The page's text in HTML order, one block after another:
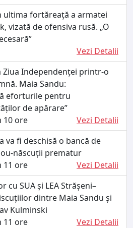
ultima fortăreață a armatei
vizată de ofensiva rusă. „O
Vezi Detalii
Ziua Independenței printr-o
Maia Sandu:
eforturile pentru
de apărare”
10 ore
Vezi Detalii
va fi deschisă o bancă de
născuții prematur
11 ore
Vezi Detalii
cu SUA și LEA Strășeni–
dintre Maia Sandu și
Kulminski
11 ore
Vezi Detalii